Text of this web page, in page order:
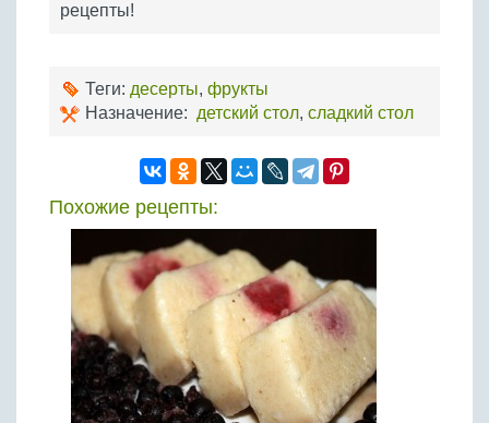
рецепты!
Теги: десерты, фрукты
Назначение: детский стол, сладкий стол
Похожие рецепты: